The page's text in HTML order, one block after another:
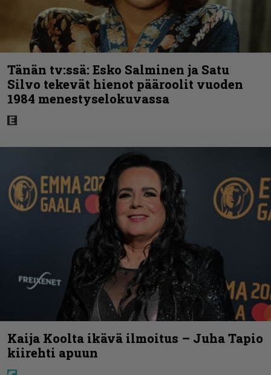
Tänän tv:ssä: Esko Salminen ja Satu
Silvo tekevät hienot pääroolit vuoden
1984 menestyselokuvassa
Kaija Koolta ikävä ilmoitus – Juha Tapio
kiirehti apuun